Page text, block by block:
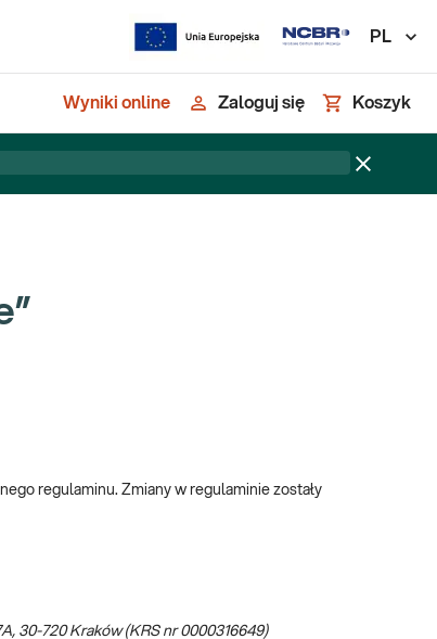
PL
Wyniki online Zaloguj się Koszyk
regulaminu. Zmiany w regulaminie zostały
30-720 Kraków (KRS nr 0000316649)